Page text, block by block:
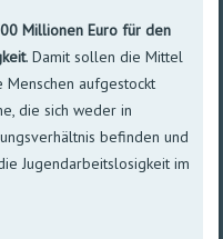
Millionen Euro für den
. Damit sollen die Mittel
aufgestockt
die sich weder in
befinden und
Jugendarbeitslosigkeit im